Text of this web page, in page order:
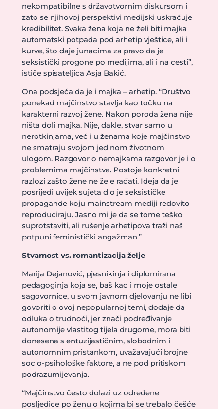
nekompatibilne s državotvornim diskursom i
zato se njihovoj perspektivi medijski uskraćuje
kredibilitet. Svaka žena koja ne želi biti majka
automatski potpada pod arhetip vještice, ali i
kurve, što daje junacima za pravo da je
seksistički progone po medijima, ali i na cesti”,
ističe spisateljica Asja Bakić.
Ona podsjeća da je i majka – arhetip. “Društvo
ponekad majčinstvo stavlja kao točku na
karakterni razvoj žene. Nakon poroda žena nije
ništa doli majka. Nije, dakle, stvar samo u
nerotkinjama, već i u ženama koje majčinstvo
ne smatraju svojom jedinom životnom
ulogom. Razgovor o nemajkama razgovor je i o
problemima majčinstva. Postoje konkretni
razlozi zašto žene ne žele rađati. Ideja da je
posrijedi uvijek sujeta dio je seksističke
propagande koju mainstream mediji redovito
reproduciraju. Jasno mi je da se tome teško
suprotstaviti, ali rušenje arhetipova traži naš
potpuni feministički angažman.”
Stvarnost vs. romantizacija želje
Marija Dejanović, pjesnikinja i diplomirana
pedagoginja koja se, baš kao i moje ostale
sagovornice, u svom javnom djelovanju ne libi
govoriti o ovoj nepopularnoj temi, dodaje da
odluka o trudnoći, jer znači podređivanje
autonomije vlastitog tijela drugome, mora biti
donesena s entuzijastičnim, slobodnim i
autonomnim pristankom, uvažavajući brojne
socio-psihološke faktore, a ne pod pritiskom
podrazumijevanja.
“Majčinstvo često dolazi uz određene
posljedice po ženu o kojima bi se trebalo češće